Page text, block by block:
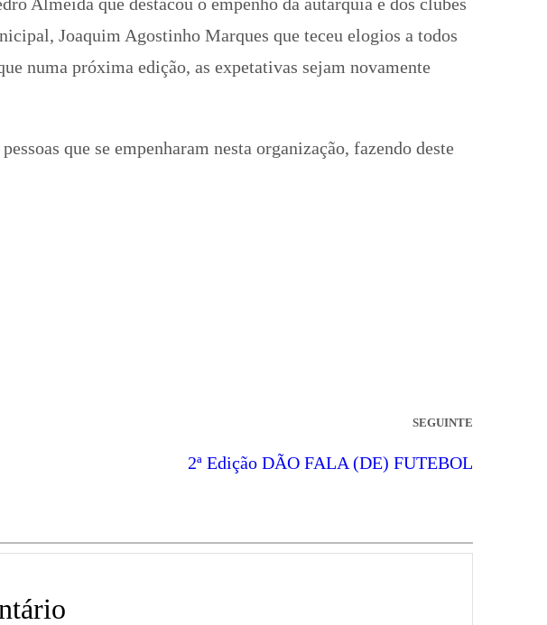
Joaquim Agostinho Marques que teceu elogios a todos
numa próxima edição, as expetativas sejam novamente
que se empenharam nesta organização, fazendo deste
SEGUINTE
2ª Edição DÃO FALA (DE) FUTEBOL